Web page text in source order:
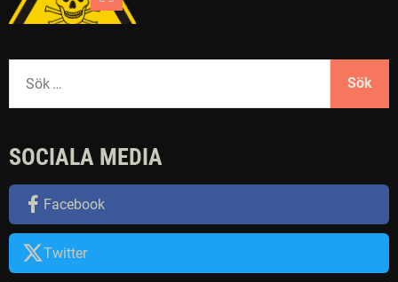
k
f
r
SOCIALA MEDIA
Facebook
Twitter